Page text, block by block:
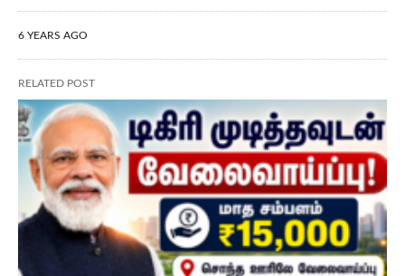
6 YEARS AGO
RELATED POST